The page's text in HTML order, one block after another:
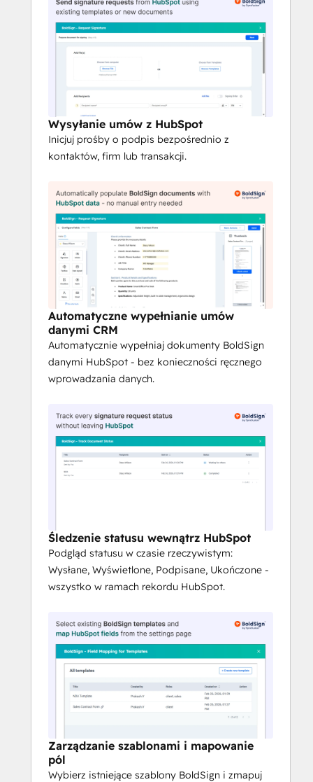
weryfikacji tożsamości.
Niestandardowy branding
wiadomości e-mail za pomocą logo i
kolorów marki.
Wielokanałowa dostawa - Docieraj
poczty e-mail , SMS-ów
WhatsApp, aby zwiększyć wskaźniki
ukończenia.
Wysyłanie umów z HubSpot
Inicjuj prośby o podpis bezpośrednio z
kontaktów, firm lub transakcji.
Automatyczne wypełnianie umów
danymi CRM
Automatycznie wypełniaj dokumenty BoldSign
danymi HubSpot - bez konieczności ręcznego
wprowadzania danych.
Śledzenie statusu wewnątrz HubSpot
Podgląd statusu w czasie rzeczywistym:
Wysłane, Wyświetlone, Podpisane, Ukończone -
wszystko w ramach rekordu HubSpot.
Zarządzanie szablonami i mapowanie
pól
Wybierz istniejące szablony BoldSign i zmapuj